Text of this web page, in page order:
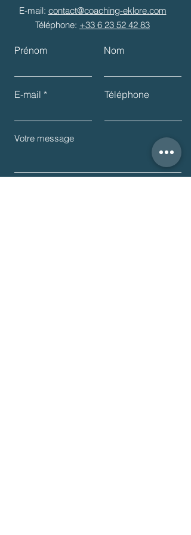
est-il uniquement dans
le détail ?
Prénom Nom
E-mail Téléphone
E-mail: contact@coaching-eklore.com
Téléphone: +33 6 23 52 42 83